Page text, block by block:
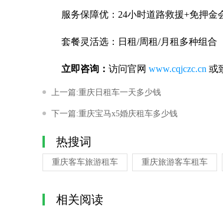
服务保障优：24小时道路救援+免押金
套餐灵活选：日租/周租/月租多种组合
立即咨询： 访问官网 www.cqjczc.cn 或
上一篇:重庆日租车一天多少钱
下一篇:重庆宝马x5婚庆租车多少钱
热搜词
重庆客车旅游租车 重庆旅游客车租车
相关阅读